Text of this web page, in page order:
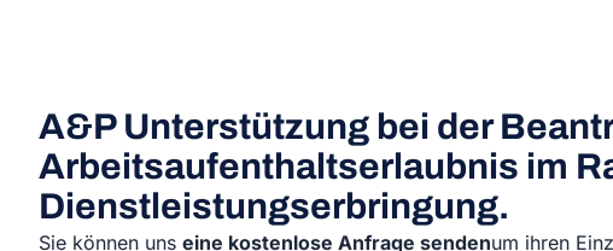
A&P Unterstützung bei der
Arbeitsaufenthaltserlaubnis im
Dienstleistungserbringung.
Sie können uns eine kostenlose Anfrage sendenum ihren